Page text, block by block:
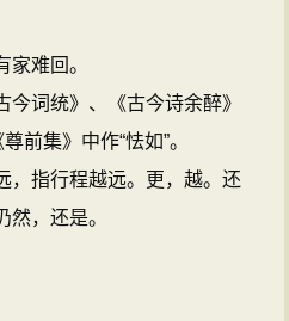
难回。
词统》、《古今诗余醉》
前集》中作“怯如”。
指行程越远。更，越。还
然，还是。